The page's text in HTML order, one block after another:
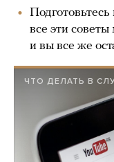
все эти
и вы все же
ЧТО ДЕЛАТЬ В